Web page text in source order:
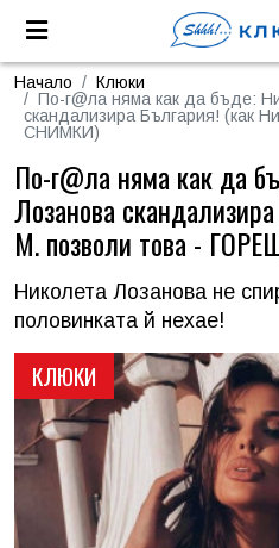
Начало
Клюки
По-г@ла няма как да бъде:
скандализира България! (как
СНИМКИ)
КЛЮКИ
По-г@ла няма как да
Лозанова
М. позволи това -
Николета Лозанова не
половинката й нехае!